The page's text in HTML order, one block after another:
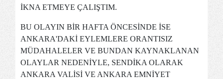
İKNA ETMEYE ÇALIŞTIM.
BU OLAYIN BİR HAFTA ÖNCESİNDE İSE
ANKARA'DAKİ EYLEMLERE ORANTISIZ
MÜDAHALELER VE BUNDAN KAYNAKLANAN
OLAYLAR NEDENİYLE, SENDİKA OLARAK
ANKARA VALİSİ VE ANKARA EMNİYET